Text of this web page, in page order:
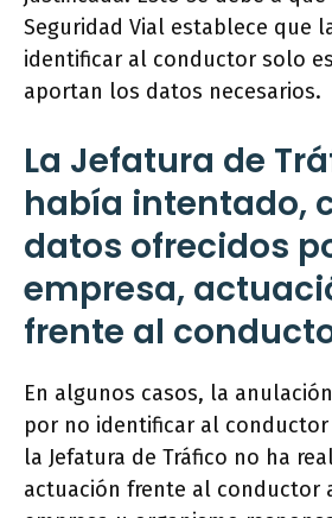
Seguridad Vial establece que
identificar al conductor solo
aportan los datos necesarios.
La Jefatura de
había intentado,
datos ofrecidos
empresa,
frente al
En algunos casos, la
por no identificar al conductor
la Jefatura de Tráfico no ha
actuación frente al conductor